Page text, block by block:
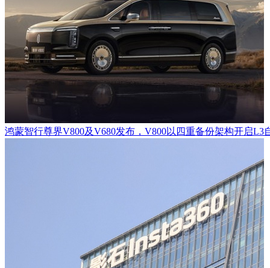
鸿蒙智行尊界V800及V680发布，V800以四重备份架构开启L3